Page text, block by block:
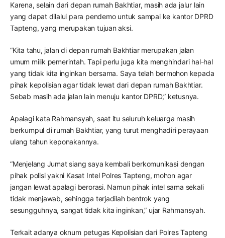
Karena, selain dari depan rumah Bakhtiar, masih ada jalur lain
yang dapat dilalui para pendemo untuk sampai ke kantor DPRD
Tapteng, yang merupakan tujuan aksi.
“Kita tahu, jalan di depan rumah Bakhtiar merupakan jalan
umum milik pemerintah. Tapi perlu juga kita menghindari hal-hal
yang tidak kita inginkan bersama. Saya telah bermohon kepada
pihak kepolisian agar tidak lewat dari depan rumah Bakhtiar.
Sebab masih ada jalan lain menuju kantor DPRD,” ketusnya.
Apalagi kata Rahmansyah, saat itu seluruh keluarga masih
berkumpul di rumah Bakhtiar, yang turut menghadiri perayaan
ulang tahun keponakannya.
“Menjelang Jumat siang saya kembali berkomunikasi dengan
pihak polisi yakni Kasat Intel Polres Tapteng, mohon agar
jangan lewat apalagi berorasi. Namun pihak intel sama sekali
tidak menjawab, sehingga terjadilah bentrok yang
sesungguhnya, sangat tidak kita inginkan,” ujar Rahmansyah.
Terkait adanya oknum petugas Kepolisian dari Polres Tapteng